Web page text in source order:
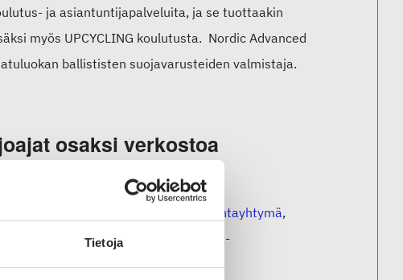
Tietoja
ja asiantuntijapalveluita, ja se tuottaakin
myös UPCYCLING koulutusta. Nordic Advanced
ballististen suojavarusteiden valmistaja.
osaksi verkostoa
koulutuksentarjoajia liittoon.
Salon seudun koulutuskuntayhtymä,
ammattikorkeakoulu
Laurea-